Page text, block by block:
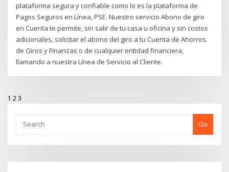
plataforma segura y confiable como lo es la plataforma de
Pagos Seguros en Línea, PSE. Nuestro servicio Abono de giro
en Cuenta te permite, sin salir de tu casa u oficina y sin costos
adicionales, solicitar el abono del giro a tu Cuenta de Ahorros
de Giros y Finanzas o de cualquier entidad financiera,
llamando a nuestra Línea de Servicio al Cliente.
1 23
Go